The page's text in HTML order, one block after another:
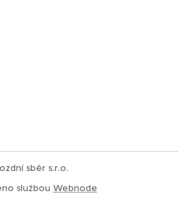
sběr s.r.o.
službou Webnode